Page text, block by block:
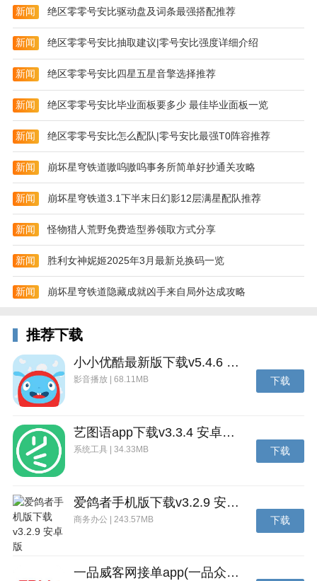
4、支持离线状态下进行操控，便于用户可以更高效的
进行拍摄操作；
5、为用户提供了多种使用的模式，用户可以自行选
择，并可以高效使用；
更新内容
v2.3.0版本
1.修复部分bug
2.新加部分功能
新闻 绝区零零号安比驱动盘及词条最强搭配推荐
新闻 绝区零零号安比抽取建议|零号安比强度详细介绍
新闻 绝区零零号安比四星五星音擎选择推荐
新闻 绝区零零号安比毕业面板要多少 最佳毕业面板一览
新闻 绝区零零号安比怎么配队|零号安比最强T0阵容推荐
新闻 崩坏星穹铁道嗷呜嗷呜事务所简单好抄通关攻略
新闻 崩坏星穹铁道3.1下半末日幻影12层满星配队推荐
新闻 怪物猎人荒野免费造型券领取方式分享
新闻 胜利女神妮姬2025年3月最新兑换码一览
新闻 崩坏星穹铁道隐藏成就凶手来自局外达成攻略
推荐下载
小小优酷最新版下载v5.4.6 安卓官方版
影音播放 | 68.11MB 下载
艺图语app下载v3.3.4 安卓免费版
系统工具 | 34.33MB 下载
爱鸽者手机版下载v3.2.9 安卓版
商务办公 | 243.57MB 下载
一品威客网接单app(一品众包)下载v2.7.1 安卓最新版